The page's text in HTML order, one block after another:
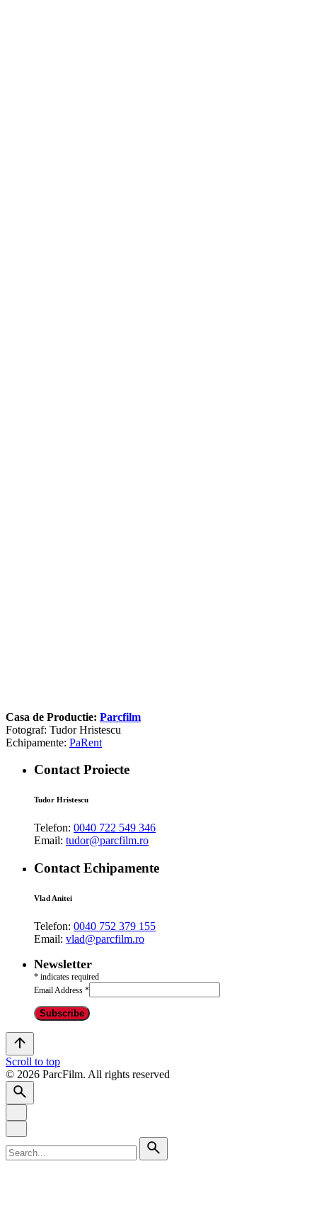
Casa de Productie: Parcfilm
Fotograf: Tudor Hristescu
Echipamente: PaRent
Contact Proiecte
Tudor Hristescu
Telefon: 0040 722 549 346
Email: tudor@parcfilm.ro
Contact Echipamente
Vlad Anitei
Telefon: 0040 752 379 155
Email: vlad@parcfilm.ro
Newsletter
* indicates required
Email Address *
Scroll to top
© 2026 ParcFilm. All rights reserved
for